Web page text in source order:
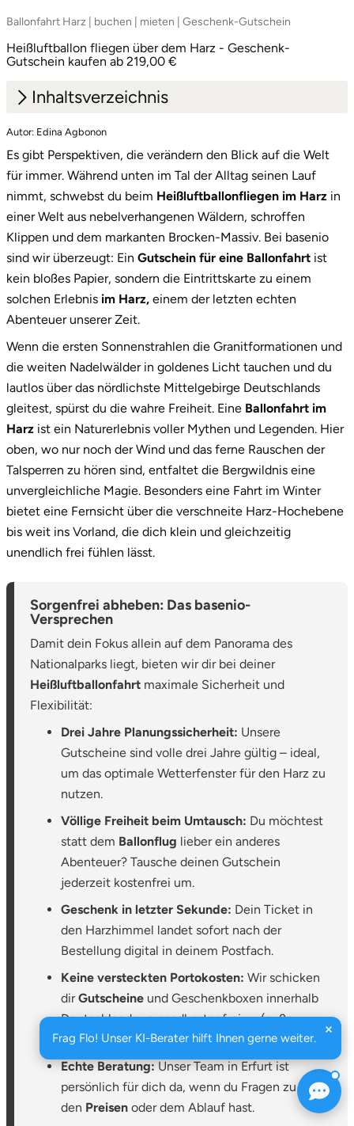
Ballonfahrt Harz | buchen | mieten | Geschenk-Gutschein
Heißluftballon fliegen über dem Harz - Geschenk-
Gutschein kaufen ab 219,00 €
Inhaltsverzeichnis
1. Panoramablick auf den Brocken und tiefe
Wälder: Den Harz neu entdecken
2. Unsere Korb-Optionen: passend für jedes
Abenteuer
2.1 Die klassische Ballonfahrt
2.2 Exklusive Ballonfahrt für zwei
3. Sicher abheben: Wichtige Informationen für
deine Ballonfahrt
4. Starte jetzt dein nächstes Abenteuer im Harz!
Autor: Edina Agbonon
Es gibt Perspektiven, die verändern den Blick auf die Welt
für immer. Während unten im Tal der Alltag seinen Lauf
nimmt, schwebst du beim Heißluftballonfliegen im Harz in
einer Welt aus nebelverhangenen Wäldern, schroffen
Klippen und dem markanten Brocken-Massiv. Bei basenio
sind wir überzeugt: Ein Gutschein für eine Ballonfahrt ist
kein bloßes Papier, sondern die Eintrittskarte zu einem
solchen Erlebnis im Harz, einem der letzten echten
Abenteuer unserer Zeit.
Wenn die ersten Sonnenstrahlen die Granitformationen und
die weiten Nadelwälder in goldenes Licht tauchen und du
lautlos über das nördlichste Mittelgebirge Deutschlands
gleitest, spürst du die wahre Freiheit. Eine Ballonfahrt im
Harz ist ein Naturerlebnis voller Mythen und Legenden. Hier
oben, wo nur noch der Wind und das ferne Rauschen der
Talsperren zu hören sind, entfaltet die Bergwildnis eine
unvergleichliche Magie. Besonders eine Fahrt im Winter
bietet eine Fernsicht über die verschneite Harz-Hochebene
bis weit ins Vorland, die dich klein und gleichzeitig
unendlich frei fühlen lässt.
Sorgenfrei abheben: Das basenio-
Versprechen
Damit dein Fokus allein auf dem Panorama des
Nationalparks liegt, bieten wir dir bei deiner
Heißluftballonfahrt maximale Sicherheit und
Flexibilität:
Drei Jahre Planungssicherheit: Unsere
Gutscheine sind volle drei Jahre gültig – ideal,
um das optimale Wetterfenster für den Harz zu
nutzen.
Völlige Freiheit beim Umtausch: Du möchtest
statt dem Ballonflug lieber ein anderes
Abenteuer? Tausche deinen Gutschein
jederzeit kostenfrei um.
Geschenk in letzter Sekunde: Dein Ticket in
den Harzhimmel landet sofort nach der
Bestellung digital in deinem Postfach.
Keine versteckten Portokosten: Wir schicken
dirGutscheine und Geschenkboxen innerhalb
Deutschlands versandkostenfrei zu (außer
Express).
Echte Beratung:Unser Team in Erfurt ist
persönlich für dich da, wenn du Fragen zu
den Preisen oder dem Ablauf hast.
Frag Flo! Unser KI-Berater hilft Ihnen gerne weiter.